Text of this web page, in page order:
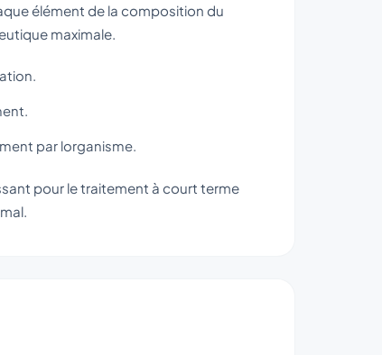
élément de la composition du
maximale.
par lorganisme.
pour le traitement à court terme